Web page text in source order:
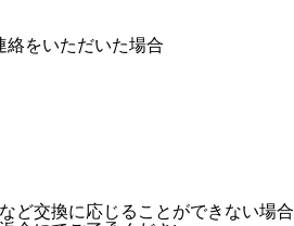
絡をいただいた場合
ど交換に応じることができない場合